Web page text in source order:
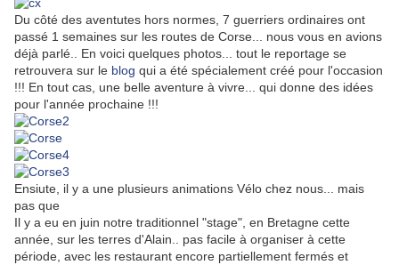
Du côté des aventutes hors normes, 7 guerriers ordinaires ont
passé 1 semaines sur les routes de Corse... nous vous en avions
déjà parlé.. En voici quelques photos... tout le reportage se
retrouvera sur le blog qui a été spécialement créé pour l'occasion
!!! En tout cas, une belle aventure à vivre... qui donne des idées
pour l'année prochaine !!!
Ensiute, il y a une plusieurs animations Vélo chez nous... mais
pas que
Il y a eu en juin notre traditionnel "stage", en Bretagne cette
année, sur les terres d'Alain.. pas facile à organiser à cette
période, avec les restaurant encore partiellement fermés et